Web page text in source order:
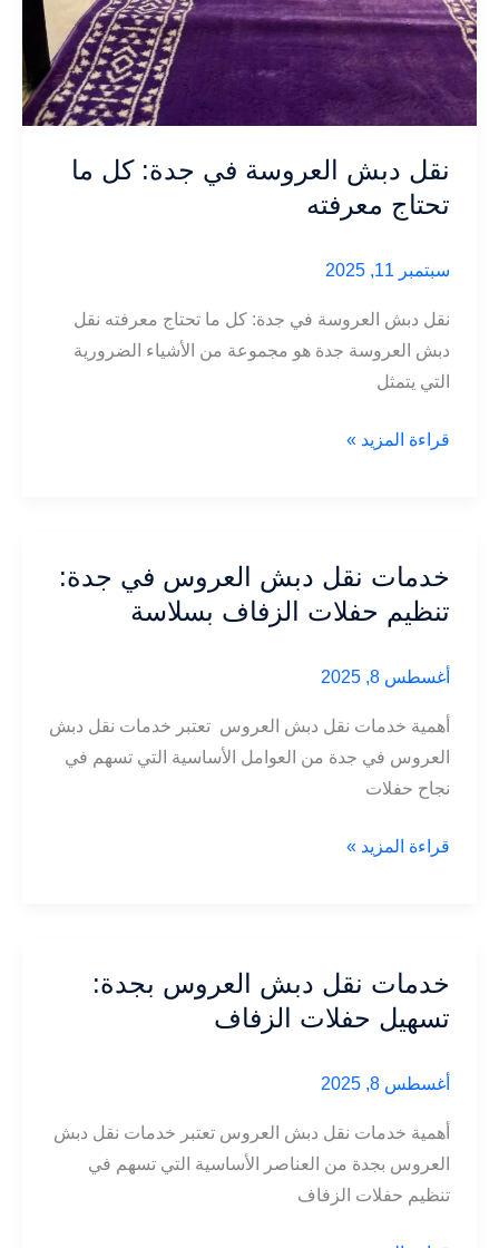
نقل دبش العروسة في جدة: كل ما
تحتاج معرفته
سبتمبر 11, 2025
نقل دبش العروسة في جدة: كل ما تحتاج معرفته نقل
دبش العروسة جدة هو مجموعة من الأشياء الضرورية
التي يتمثل
نقل
ما
معرفته
قراءة المزيد »
خدمات نقل دبش العروس في جدة:
تنظيم حفلات الزفاف بسلاسة
أغسطس 8, 2025
أهمية خدمات نقل دبش العروس تعتبر خدمات نقل دبش
العروس في جدة من العوامل الأساسية التي تسهم في
نجاح حفلات
خدمات
تنظيم
الزفاف
بسلاسة
قراءة المزيد »
خدمات نقل دبش العروس بجدة:
تسهيل حفلات الزفاف
أغسطس 8, 2025
أهمية خدمات نقل دبش العروس تعتبر خدمات نقل دبش
العروس بجدة من العناصر الأساسية التي تسهم في
تنظيم حفلات الزفاف